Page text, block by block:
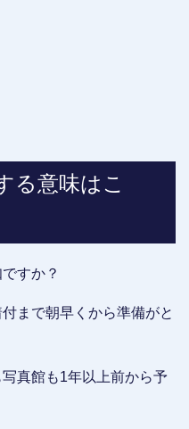
る意味はこ
すか？
まで朝早くから準備がと
真館も1年以上前から予